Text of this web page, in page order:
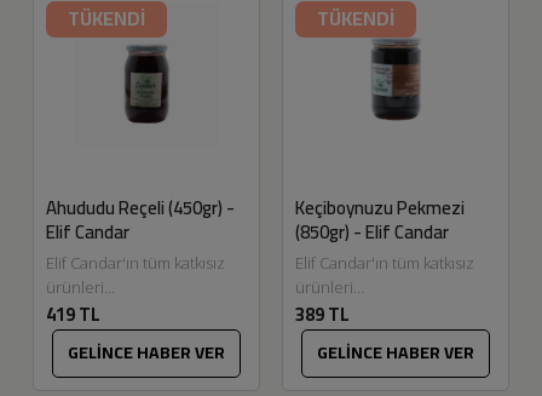
şekersiz...
TÜKENDİ
Ahududu Reçeli (450gr) -
Elif Candar
Elif Candar'ın tüm katkısız
ürünleri
Eskitadında.com'da. Reçel
yapmak bizim en keyif
aldığımız üretimlerden.
Meyvelerin seçiminden
419 TL
GELİNCE HABER VER
TÜKENDİ
Keçiboynuzu Pekmezi
(850gr) - Elif Candar
Elif Candar'ın tüm katkısız
ürünleri
Eskitadında.com'da. ​​
Keçiboynuzu meyvesini
öğüterek un kıvamına yakın
bir hale getiriyoruz, ​suda bir
389 TL
GELİNCE HABER VER